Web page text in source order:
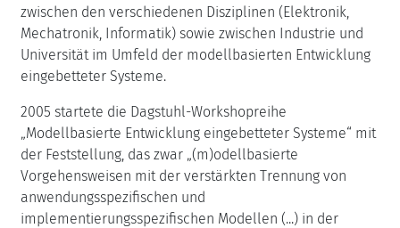
zwischen den verschiedenen Disziplinen (Elektronik,
Mechatronik, Informatik) sowie zwischen Industrie und
Universität im Umfeld der modellbasierten Entwicklung
eingebetteter Systeme.
2005 startete die Dagstuhl-Workshopreihe
„Modellbasierte Entwicklung eingebetteter Systeme“ mit
der Feststellung, das zwar „(m)odellbasierte
Vorgehensweisen mit der verstärkten Trennung von
anwendungsspezifischen und
implementierungsspezifischen Modellen (...) in der